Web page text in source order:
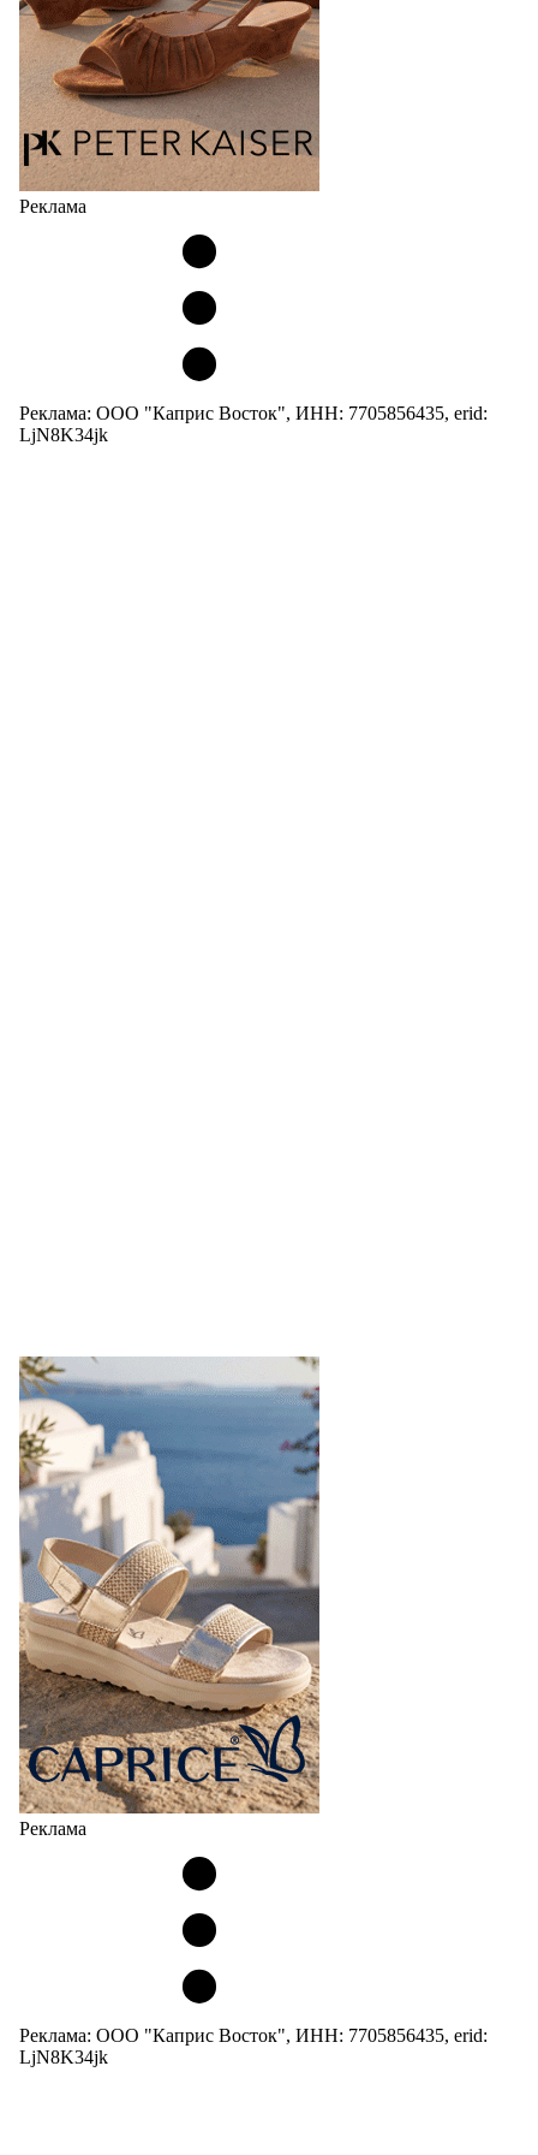
Реклама
Реклама: ООО "Каприс Восток", ИНН: 7705856435, erid:
LjN8K34jk
Реклама
Реклама: ООО "Каприс Восток", ИНН: 7705856435, erid:
LjN8K34jk